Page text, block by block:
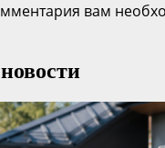
вам